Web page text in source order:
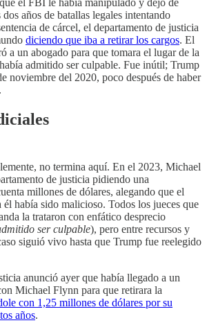
años de batallas legales intentando
de cárcel, el departamento de justicia
diciendo que iba a retirar los cargos. El
a un abogado para que tomara el lugar de la
admitido ser culpable. Fue inútil; Trump
noviembre del 2020, poco después de haber
no termina aquí. En el 2023, Michael
de justicia pidiendo una
millones de dólares, alegando que el
había sido malicioso. Todos los jueces que
la trataron con enfático desprecio
ser culpable), pero entre recursos y
siguió vivo hasta que Trump fue reelegido
anunció ayer que había llegado a un
Michael Flynn para que retirara la
con 1,25 millones de dólares por su
años.